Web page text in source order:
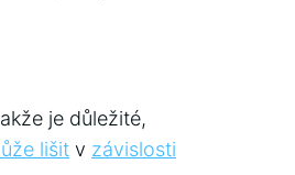
je důležité,
lišit v závislosti